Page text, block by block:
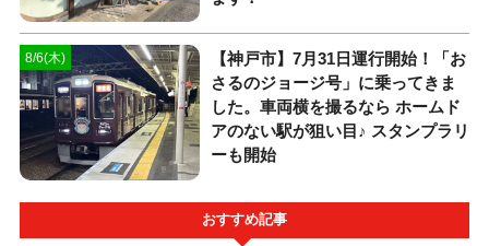
8/6(木)
【神戸市】7月31日運行開始！「お
さるのジョージ号」に乗ってきま
した。車両横を撮るなら ホームド
アのない駅が狙い目♪ スタンプラリ
ーも開始
おすすめ記事